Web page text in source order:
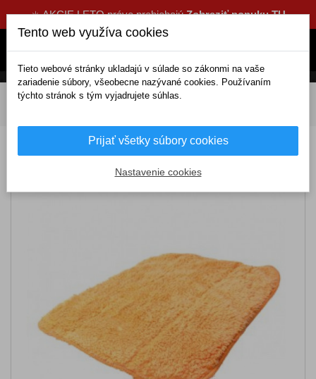
☀️ AKCIE LETO práve prebiehajúZobraziť ponuku TU
DOMOV Kozmetika a čistenie
Leštiaca utierka
Tento web využíva cookies
Tieto webové stránky ukladajú v súlade so zákonmi na vaše
zariadenie súbory, všeobecne nazývané cookies. Používaním
týchto stránok s tým vyjadrujete súhlas.
Prijať všetky súbory cookies
Nastavenie cookies